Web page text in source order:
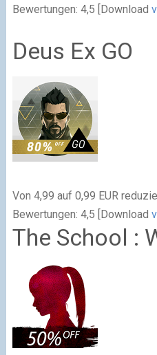
Bewertungen: 4,5 [Download
Deus Ex GO
Von 4,99 auf 0,99 EUR
Bewertungen: 4,5 [Download
The School :